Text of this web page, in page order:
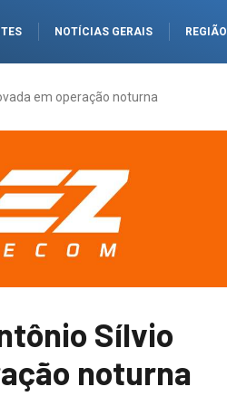
NOTÍCIAS GERAIS REGIÃO
em operação noturna
Sílvio
noturna